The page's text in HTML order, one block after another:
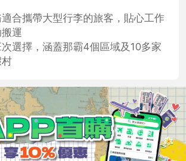
合攜帶大型行李的旅客，貼心工作
運
選擇，涵蓋那霸4個區域及10多家